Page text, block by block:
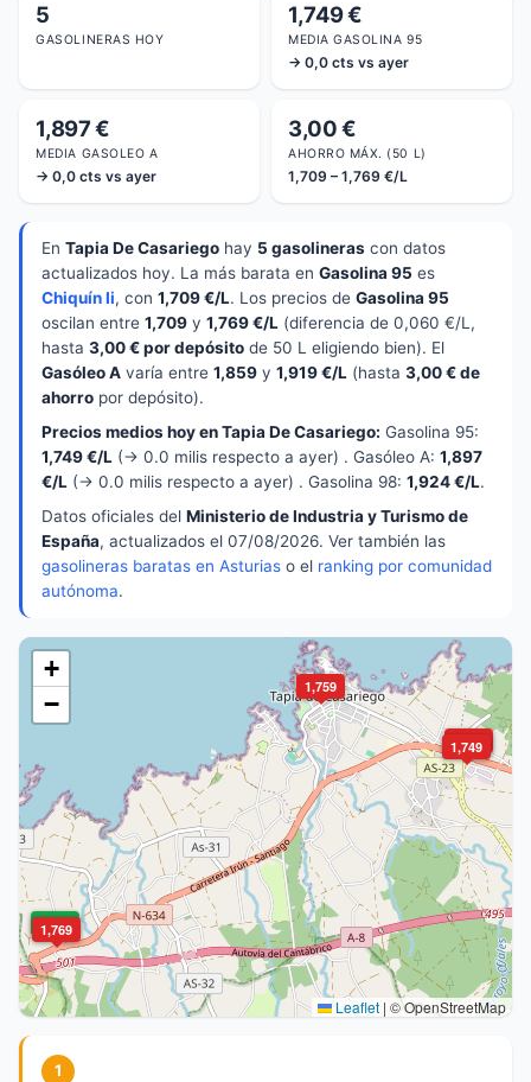
5
GASOLINERAS HOY
1,749 €
MEDIA GASOLINA 95
→ 0,0 cts vs ayer
1,897 €
MEDIA GASOLEO A
→ 0,0 cts vs ayer
3,00 €
AHORRO MÁX. (50 L)
1,709 – 1,769 €/L
En Tapia De Casariego hay 5 gasolineras con datos
actualizados hoy. La más barata en Gasolina 95 es
Chiquín Ii, con 1,709 €/L. Los precios de Gasolina 95
oscilan entre 1,709 y 1,769 €/L (diferencia de 0,060 €/L,
hasta 3,00 € por depósito de 50 L eligiendo bien). El
Gasóleo A varía entre 1,859 y 1,919 €/L (hasta 3,00 € de
ahorro por depósito).
Precios medios hoy en Tapia De Casariego: Gasolina 95:
1,749 €/L (→ 0.0 milis respecto a ayer) . Gasóleo A: 1,897
€/L (→ 0.0 milis respecto a ayer) . Gasolina 98: 1,924 €/L.
Datos oficiales del Ministerio de Industria y Turismo de
España, actualizados el 07/08/2026. Ver también las
gasolineras baratas en Asturias o el ranking por comunidad
autónoma.
1,709
1,749
1,759
1,759
1,769
+
−
Leaflet | © OpenStreetMap
1